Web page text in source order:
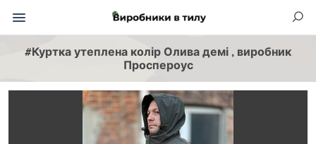
#Куртка утеплена колір Олива демі , виробник
Проспероус